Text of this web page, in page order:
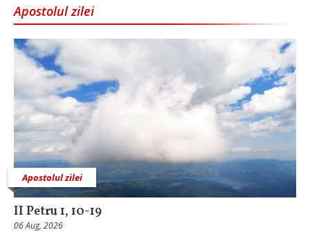
Apostolul zilei
Apostolul zilei
II Petru 1, 10-19
06 Aug, 2026